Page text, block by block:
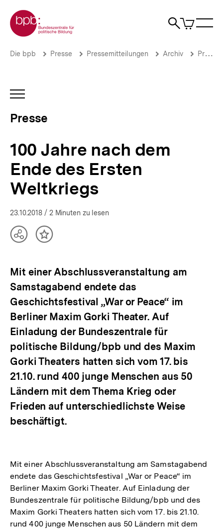
zum
Seiteninhalt
springen
Zur Startseite der bpb
Suche
Artikel
im
100
Ende
des
Weltkriegs
bpb.de
Brotkrümelnavigation
Pfadnavigation
Die bpb Presse Pressemitteilungen Archiv Pressemitteilungen 2018
INHALTSNAVIGATION
Presse
100 Jahre nach dem
Ende des Ersten
Weltkriegs
23.10.2018 / 2 Minuten zu lesen
TeilenInhalt
Mit einer Abschlussveranstaltung am
Samstagabend endete das
Geschichtsfestival „War or Peace“ im
Berliner Maxim Gorki Theater. Auf
Einladung der Bundeszentrale für
politische Bildung/bpb und des Maxim
Gorki Theaters hatten sich vom 17. bis
21.10. rund 400 junge Menschen aus 50
Ländern mit dem Thema Krieg oder
Frieden auf unterschiedlichste Weise
beschäftigt.
Mit einer Abschlussveranstaltung am Samstagabend
endete das Geschichtsfestival „War or Peace“ im
Berliner Maxim Gorki Theater. Auf Einladung der
Bundeszentrale für politische Bildung/bpb und des
Maxim Gorki Theaters hatten sich vom 17. bis 21.10.
rund 400 junge Menschen aus 50 Ländern mit dem